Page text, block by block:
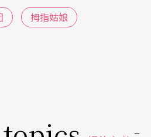
拇指姑娘